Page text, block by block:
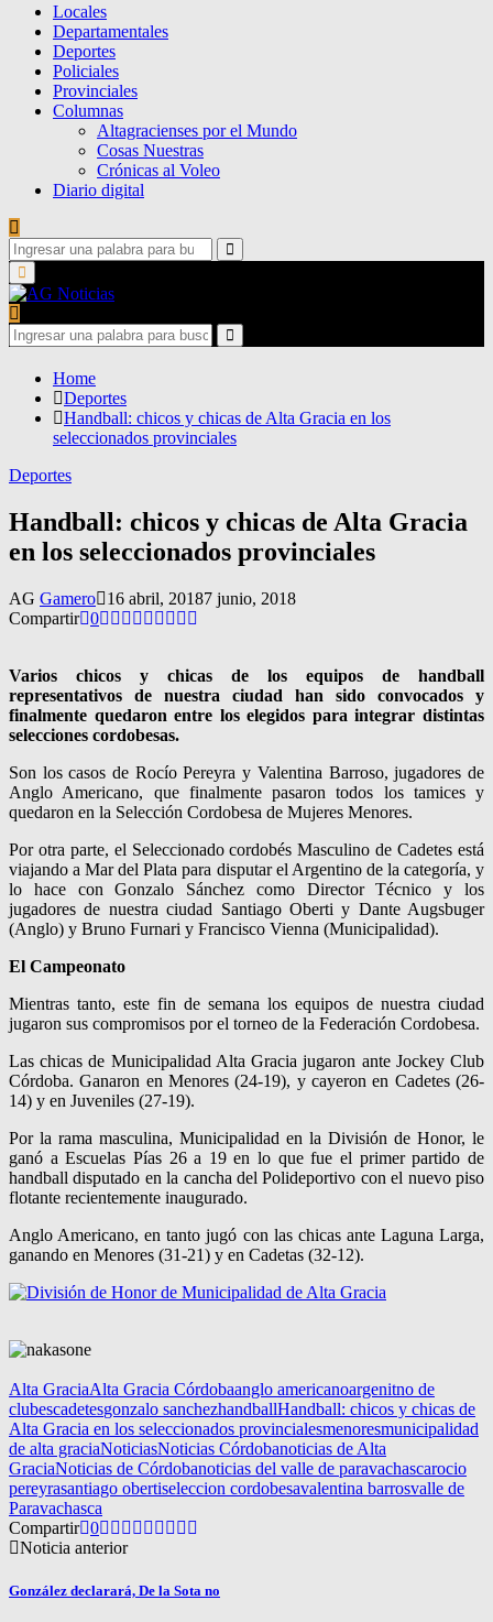
Locales
Departamentales
Deportes
Policiales
Provinciales
Columnas
Altagracienses por el Mundo
Cosas Nuestras
Crónicas al Voleo
Diario digital
Search
for:
Search
Primary
Menu
Search
for:
Search
Home
Deportes
Handball: chicos y chicas de Alta Gracia en los
seleccionados provinciales
Deportes
Handball: chicos y chicas de Alta Gracia
en los seleccionados provinciales
AG Gamero 16 abril, 20187 junio, 2018
Compartir 0
Varios chicos y chicas de los equipos de handball
representativos de nuestra ciudad han sido convocados y
finalmente quedaron entre los elegidos para integrar distintas
selecciones cordobesas.
Son los casos de Rocío Pereyra y Valentina Barroso, jugadores de
Anglo Americano, que finalmente pasaron todos los tamices y
quedaron en la Selección Cordobesa de Mujeres Menores.
Por otra parte, el Seleccionado cordobés Masculino de Cadetes está
viajando a Mar del Plata para disputar el Argentino de la categoría, y
lo hace con Gonzalo Sánchez como Director Técnico y los
jugadores de nuestra ciudad Santiago Oberti y Dante Augsbuger
(Anglo) y Bruno Furnari y Francisco Vienna (Municipalidad).
El Campeonato
Mientras tanto, este fin de semana los equipos de nuestra ciudad
jugaron sus compromisos por el torneo de la Federación Cordobesa.
Las chicas de Municipalidad Alta Gracia jugaron ante Jockey Club
Córdoba. Ganaron en Menores (24-19), y cayeron en Cadetes (26-
14) y en Juveniles (27-19).
Por la rama masculina, Municipalidad en la División de Honor, le
ganó a Escuelas Pías 26 a 19 en lo que fue el primer partido de
handball disputado en la cancha del Polideportivo con el nuevo piso
flotante recientemente inaugurado.
Anglo Americano, en tanto jugó con las chicas ante Laguna Larga,
ganando en Menores (31-21) y en Cadetas (32-12).
Alta GraciaAlta Gracia Córdobaanglo americanoargenitno de
clubescadetesgonzalo sanchezhandballHandball: chicos y chicas de
Alta Gracia en los seleccionados provincialesmenoresmunicipalidad
de alta graciaNoticiasNoticias Córdobanoticias de Alta
GraciaNoticias de Córdobanoticias del valle de paravachascarocio
pereyrasantiago obertiseleccion cordobesavalentina barrosvalle de
Paravachasca
Compartir 0
Noticia anterior
González declarará, De la Sota no